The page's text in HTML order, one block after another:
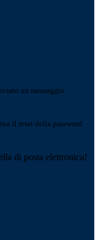
un messaggio
il reset della password
di posta elettronica!